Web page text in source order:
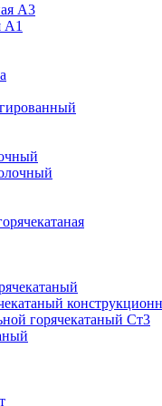
А3
А1
горячекатаный Ст3